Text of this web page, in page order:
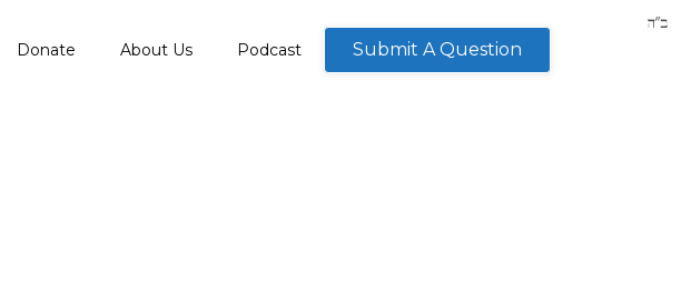
Donate About Us Podcast Submit A Question